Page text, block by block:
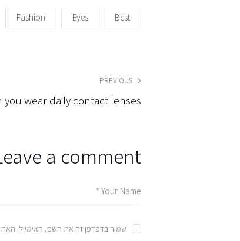
Best
Eyes
Fashion
PREVIOUS
wear daily contact lenses?
a comment
שמור בדפדפן זה את השם, האימייל